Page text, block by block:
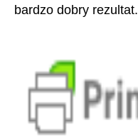
bardzo dobry rezultat.